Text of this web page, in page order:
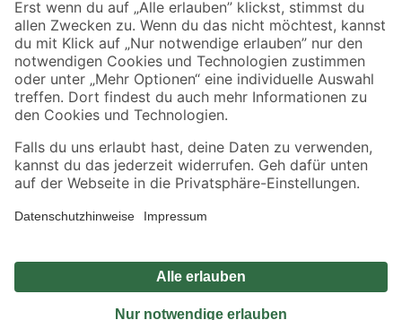
Jetzt die toom-App herunterladen
Alle Preisangaben in EUR inkl. gesetzl. MwSt.. Die dargestellten Angebote sind unter
Umständen nicht in allen Märkten verfügbar. Die angegebenen Verfügbarkeiten beziehen
Produkte nur solange der Vorrat reicht.
*Paketversand ab 59 € versandkostenfrei, gilt nicht für Artikel mit Speditionsversand, hier
Privatsphäre Impressum
Nutzungsbedingungen
Widerrufsrecht
Vertrag widerrufen